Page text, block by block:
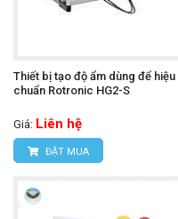
Thiết bị tạo độ ẩm dùng để hiệu
chuẩn Rotronic HG2-S
Giá: Liên hệ
ĐẶT MUA